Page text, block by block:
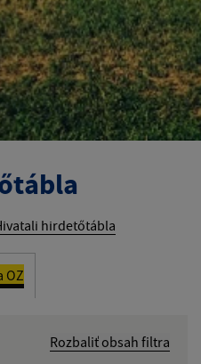
hirdetőtábla
OZ
Rozbaliť obsah filtra